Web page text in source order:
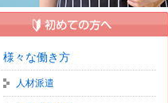
様々な働き方
人材派遣